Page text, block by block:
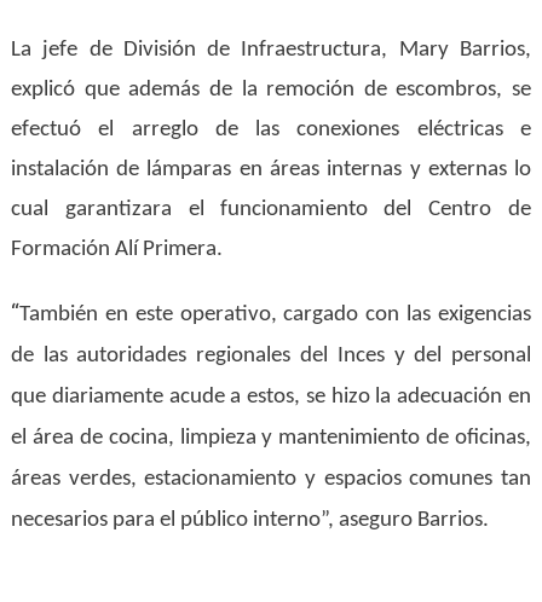
La jefe de División de Infraestructura, Mary Barrios,
explicó que además de la remoción de escombros, se
efectuó el arreglo de las conexiones eléctricas e
instalación de lámparas en áreas internas y externas lo
cual garantizara el funcionamiento del Centro de
Formación Alí Primera.
“También en este operativo, cargado con las exigencias
de las autoridades regionales del Inces y del personal
que diariamente acude a estos, se hizo la adecuación en
el área de cocina, limpieza y mantenimiento de oficinas,
áreas verdes, estacionamiento y espacios comunes tan
necesarios para el público interno”, aseguro Barrios.